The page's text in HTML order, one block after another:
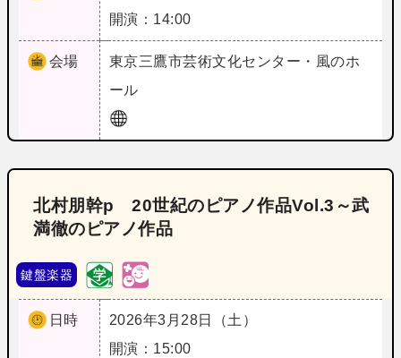
開演：14:00
会場 東京三鷹市芸術文化センター・風のホ
ール
北村朋幹p 20世紀のピアノ作品Vol.3～武
満徹のピアノ作品
鍵盤楽器
日時
2026年3月28日（土）
開演：15:00